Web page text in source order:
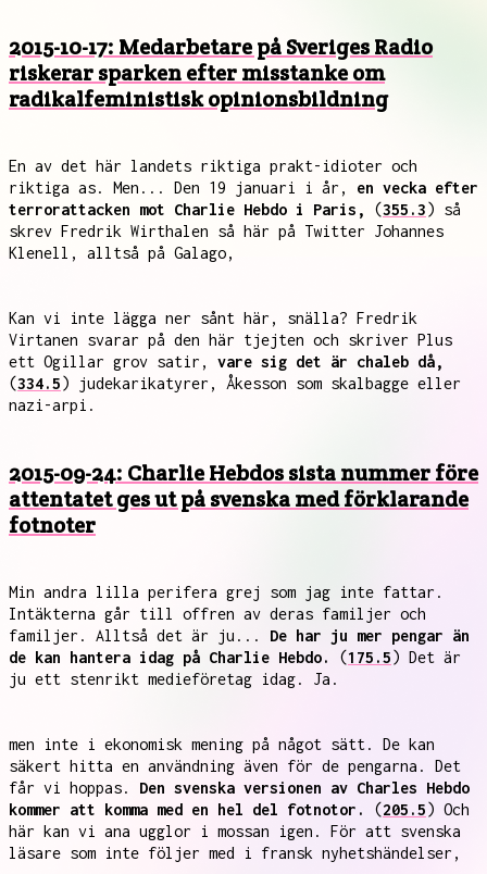
2015-10-17: Medarbetare på Sveriges Radio
riskerar sparken efter misstanke om
radikalfeministisk opinionsbildning
En av det här landets riktiga prakt-idioter och
riktiga as. Men... Den 19 januari i år, en vecka efter
terrorattacken mot Charlie Hebdo i Paris,
(355.3) så
skrev Fredrik Wirthalen så här på Twitter Johannes
Klenell, alltså på Galago,
Kan vi inte lägga ner sånt här, snälla? Fredrik
Virtanen svarar på den här tjejten och skriver Plus
ett Ogillar grov satir, vare sig det är chaleb då,
(334.5) judekarikatyrer, Åkesson som skalbagge eller
nazi-arpi.
2015-09-24: Charlie Hebdos sista nummer före
attentatet ges ut på svenska med förklarande
fotnoter
Min andra lilla perifera grej som jag inte fattar.
Intäkterna går till offren av deras familjer och
familjer. Alltså det är ju... De har ju mer pengar än
de kan hantera idag på Charlie Hebdo.
(175.5) Det är
ju ett stenrikt medieföretag idag. Ja.
men inte i ekonomisk mening på något sätt. De kan
säkert hitta en användning även för de pengarna. Det
får vi hoppas. Den svenska versionen av Charles Hebdo
kommer att komma med en hel del fotnotor.
(205.5) Och
här kan vi ana ugglor i mossan igen. För att svenska
läsare som inte följer med i fransk nyhetshändelser,